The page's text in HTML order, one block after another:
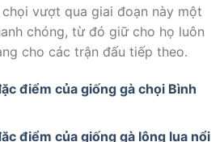
vượt qua giai đoạn này một
chóng, từ đó giữ cho họ luôn
cho các trận đấu tiếp theo.
điểm của giống gà chọi Bình
điểm của giống gà lông lụa nổi